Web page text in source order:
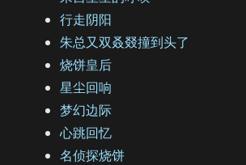
行走阴阳
朱总又双叒叕撞到头了
烧饼皇后
星尘回响
梦幻边际
心跳回忆
名侦探烧饼